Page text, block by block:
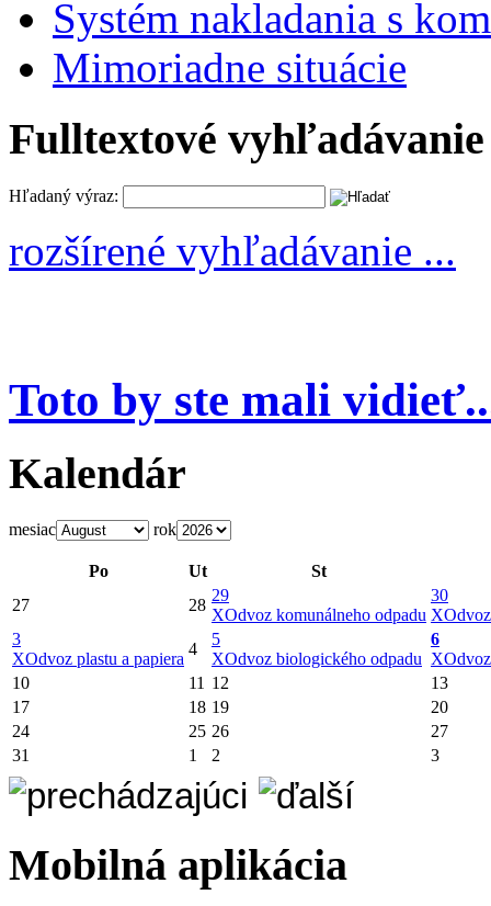
Systém nakladania s
Mimoriadne situácie
Fulltextové vyhľadávanie
Hľadaný výraz:
rozšírené vyhľadávanie ...
Toto by ste mali
Kalendár
mesiac rok
Po Ut
St
27
28
29
XOdvoz komunálneho odpadu
30
X
3
XOdvoz plastu a papiera
4
5
XOdvoz biologického odpadu
6
X
10
11 12
13
17
18 19
20
24
25 26
27
31
1 2 3
Mobilná aplikácia